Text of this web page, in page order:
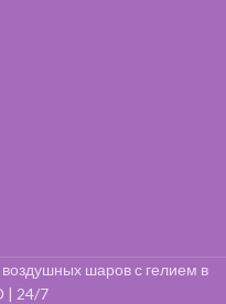
шаров с гелием в
| 24/7